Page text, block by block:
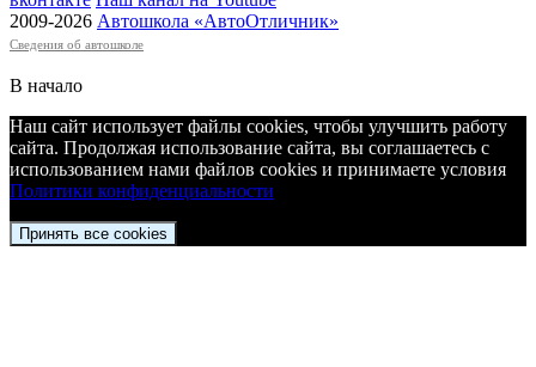
2009-2026 Автошкола «АвтоОтличник»
Сведения об автошколе
В начало
Наш сайт использует файлы cookies, чтобы улучшить работу
сайта. Продолжая использование сайта, вы соглашаетесь c
использованием нами файлов cookies и принимаете условия
Политики конфиденциальности
Принять все cookies